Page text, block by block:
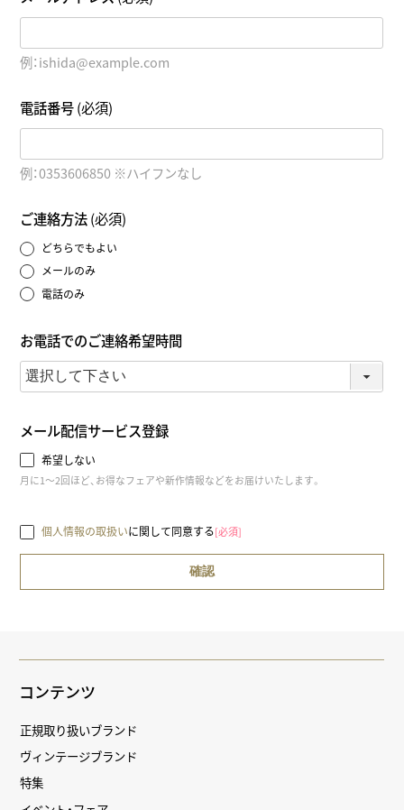
例：ishida@example.com
電話番号(必須)
例：0353606850 ※ハイフンなし
ご連絡方法(必須)
どちらでもよい
メールのみ
電話のみ
お電話でのご連絡希望時間
メール配信サービス登録
希望しない
月に1～2回ほど、お得なフェアや新作情報などをお届けいたします。
個人情報の取扱いに関して同意する[必須]
コンテンツ
正規取り扱いブランド
ヴィンテージブランド
特集